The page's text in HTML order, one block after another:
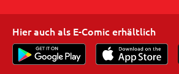
Hier auch als E-Comic erhältlich